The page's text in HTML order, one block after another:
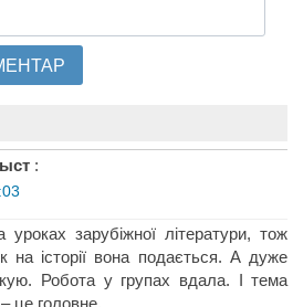
:
зарубіжної літератури, тож
на історії вона подається. А дуже
Робота у групах вдала. І тема
це головне.